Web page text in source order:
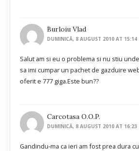
Burloiu Vlad
DUMINICĂ, 8 AUGUST 2010 AT 15:14
Salut am si eu o problema si nu stiu
sa imi cumpar un pachet de gazduire
oferit e 777 giga.Este bun??
Carcotasa O.O.P.
DUMINICĂ, 8 AUGUST 2010 AT 16:23
Gandindu-ma ca ieri am fost prea dura